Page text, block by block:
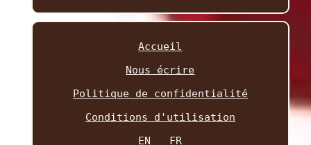
Accueil
Nous écrire
Politique de confidentialité
Conditions d'utilisation
EN
FR